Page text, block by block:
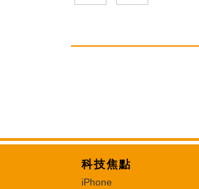
科技焦點
iPhone